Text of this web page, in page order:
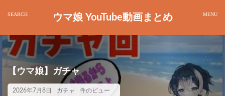
ウマ娘 YouTube動画まとめ
【ウマ娘】ガチャ
2026年7月8日 ガチャ 件のビュー